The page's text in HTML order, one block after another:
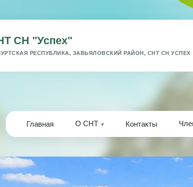
СН "Успех"
РЕСПУБЛИКА, ЗАВЬЯЛОВСКИЙ РАЙОН, СНТ СН УСПЕХ
Главная О СНТ Контакты